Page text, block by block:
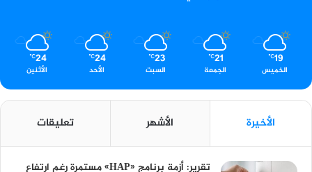
19
℃
الخميس
21
℃
الجمعة
23
℃
السبت
24
℃
الأحد
24
℃
الأثنين
الأخيرة الأشهر تعليقات
تقرير: أزمة برنامج «HAP» مستمرة رغم ارتفاع